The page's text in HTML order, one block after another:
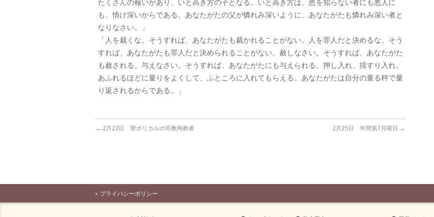
たくさんの報いがあり、いと高き方の子となる。いと高き方は、恩を知らない者にも悪人に
も、情け深いからである。あなたがたの父が憐れみ深いように、あなたがたも憐れみ深い者と
なりなさい。」
「人を裁くな。そうすれば、あなたがたも裁かれることがない。人を罪人だと決めるな。そう
すれば、あなたがたも罪人だと決められることがない。赦しなさい。そうすれば、あなたがた
も赦される。与えなさい。そうすれば、あなたがたにも与えられる。押し入れ、揺すり入れ、
あふれるほどに量りをよくして、ふところに入れてもらえる。あなたがたは自分の量る秤で量
り返されるからである。」
← 2月23日 聖ポリカルポ司教殉教者 2月25日 年間第7月曜日 →
プライバシーポリシー